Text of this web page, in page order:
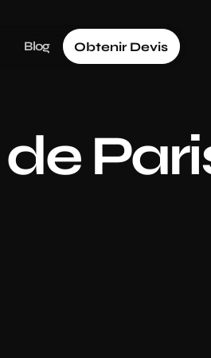
Blog Obtenir Devis